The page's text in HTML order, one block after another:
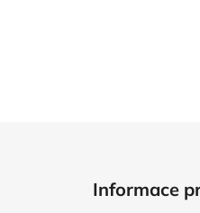
Informace